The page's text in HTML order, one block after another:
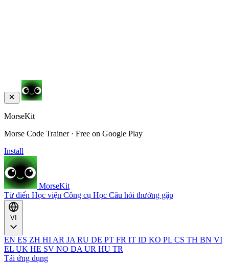
MorseKit
Morse Code Trainer · Free on Google Play
Install
MorseKit
Từ điển Học viện Công cụ Học Câu hỏi thường gặp
EN ES ZH HI AR JA RU DE PT FR IT ID KO PL CS TH BN VI
EL UK HE SV NO DA UR HU TR
Tải ứng dụng